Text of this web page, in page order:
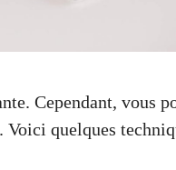
Cependant, vous
quelques